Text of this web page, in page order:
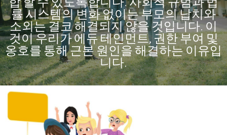
합 할 수 있도록합니다. 사회적 규범과 법
률 시스템의 변화 없이는 부모의 납치와
소외는 결코 해결되지 않을 것입니다. 이
것이 우리가 에듀 테인먼트, 권한 부여 및
옹호를 통해 근본 원인을 해결하는 이유입
니다.